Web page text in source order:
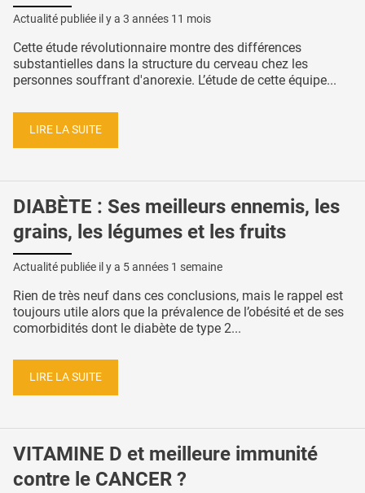
Actualité publiée il y a 3 années 11 mois
Cette étude révolutionnaire montre des différences
substantielles dans la structure du cerveau chez les
personnes souffrant d'anorexie. L’étude de cette équipe...
LIRE LA SUITE
DIABÈTE : Ses meilleurs ennemis, les
grains, les légumes et les fruits
Actualité publiée il y a 5 années 1 semaine
Rien de très neuf dans ces conclusions, mais le rappel est
toujours utile alors que la prévalence de l’obésité et de ses
comorbidités dont le diabète de type 2...
LIRE LA SUITE
VITAMINE D et meilleure immunité
contre le CANCER ?